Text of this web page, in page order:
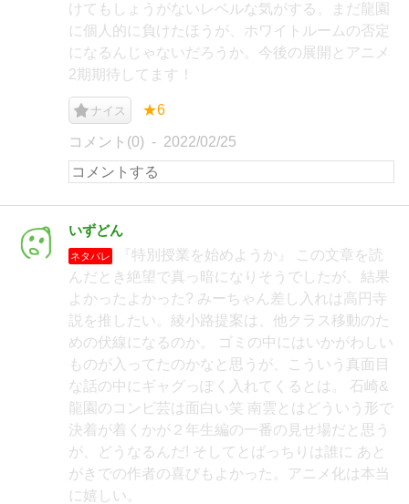
けてもしょうがないレベルな気がする。まだ龍園
に個人的に負けたほうが、ホワイトルームの否定
になるんじゃないだろうか。今後の展開とアニメ
2期期待してます！
ナイス ★6
コメント(0) 2022/02/25
いずどん
ネタバレ
『特別授業を始めようか』 この文章を読
んだとき絶望で真っ暗になりそうでしたが、結果
よかったよかった? みーちゃん差し入れは高円寺
説を推したい。綾小路提案は、他クラス移動のた
めの伏線になるのか。 ゴミの中にはいかがわしい
ものが入ってたのかなと思うが、こういう真面目
な話の中にギャグっぽく入れてくるとは。 石崎&
龍園のコンビ芸は面白い笑 南雲とはどういう形で
決着が着くかが２年生編の一番の見せ場だと思う
が、どうなるんだ! そしてとばっちりは誰に あと
がきでの作者の喜びもよかった。アニメ化は本当
に嬉しい。